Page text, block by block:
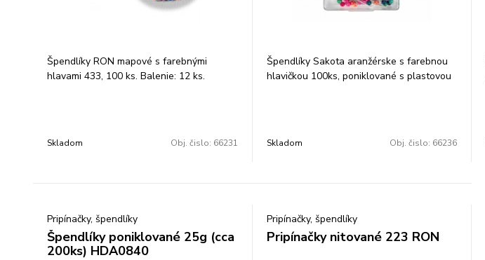
Špendlíky RON mapové s farebnými
hlavami 433, 100 ks. Balenie: 12 ks.
Skladom Obj. čislo: 66231
Špendlíky Sakota aranžérske s farebnou
hlavičkou 100ks, poniklované s plastovou
Skladom Obj. čislo: 66236
Pripínačky, špendlíky
Špendlíky poniklované 25g (cca
200ks) HDA0840
Pripínačky, špendlíky
Pripínačky nitované 223 RON